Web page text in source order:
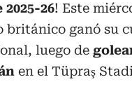
26! Este
británico ganó su
luego de
en el Tüpraş